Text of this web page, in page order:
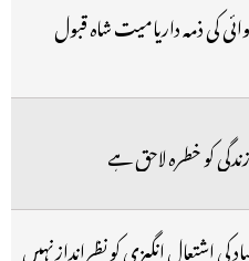
کی ذمہ داریامیت شاہ قبول
کو خطرہ لاحق ہے
کی اشتعال انگیزی کو نظرانداز نہیں